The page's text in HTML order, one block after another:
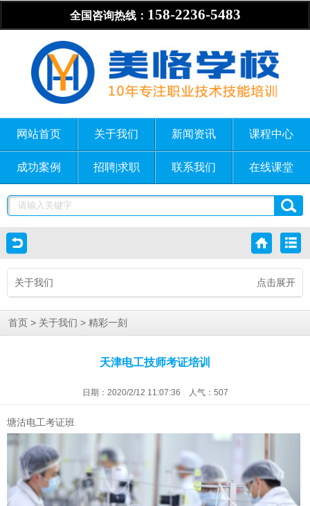
全国咨询热线： 158-2236-5483
网站首页 关于我们 新闻资讯 课程中心
成功案例 招聘|求职 联系我们 在线课堂
点击展开
关于我们
首页 > 关于我们 > 精彩一刻
天津电工技师考证培训
日期：2020/2/12 11:07:36 人气： 507
塘沽电工考证班